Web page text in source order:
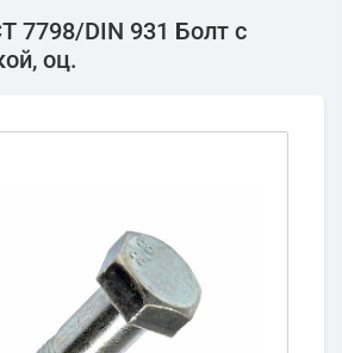
7798/DIN 931 Болт с
оц.